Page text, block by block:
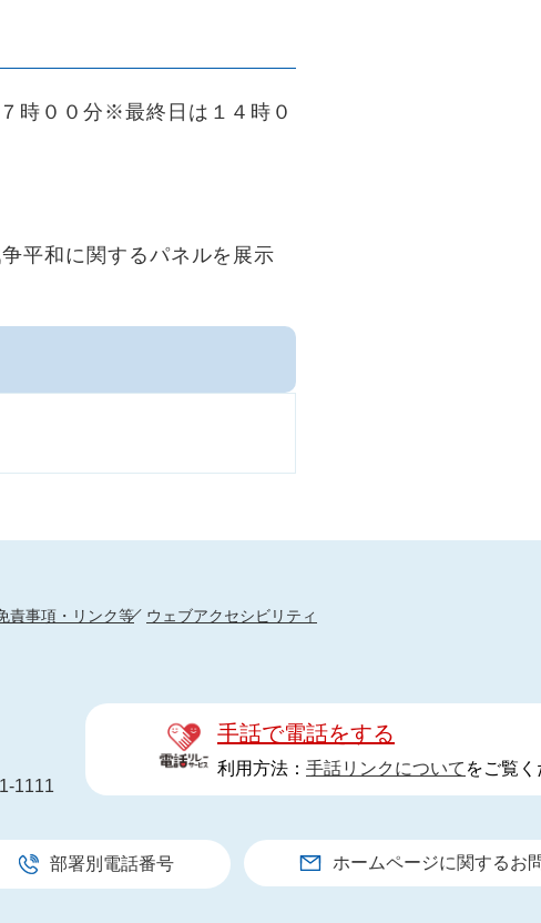
時００分※最終日は１４時０
平和に関するパネルを展示
責事項・リンク等 ウェブアクセシビリティ
1111
手話で電話をする
利用方法： 手話リンクについて をご覧く
部署別電話番号 ホームページに関するお